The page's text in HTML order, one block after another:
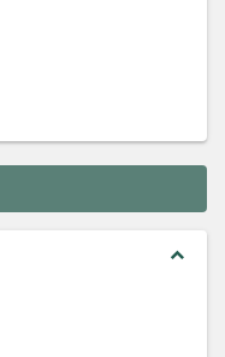
expand_less